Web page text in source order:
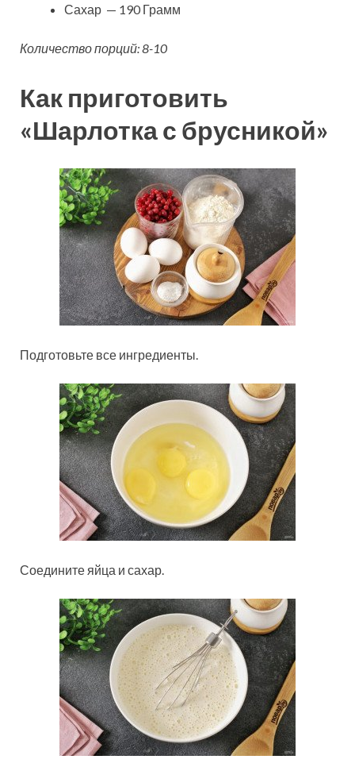
Сахар — 190 Грамм
Количество порций: 8-10
Как приготовить
«Шарлотка с брусникой»
Подготовьте все ингредиенты.
Соедините яйца и сахар.